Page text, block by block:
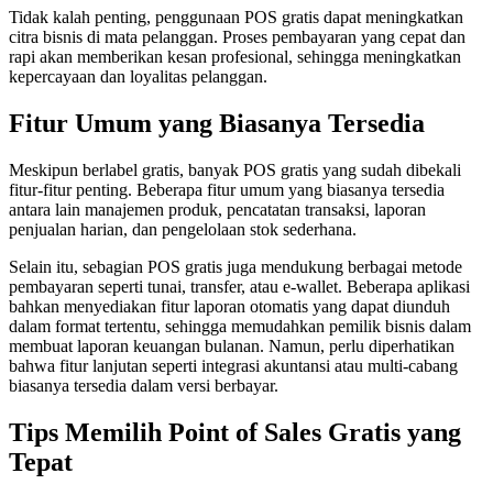
Tidak kalah penting, penggunaan POS gratis dapat meningkatkan
citra bisnis di mata pelanggan. Proses pembayaran yang cepat dan
rapi akan memberikan kesan profesional, sehingga meningkatkan
kepercayaan dan loyalitas pelanggan.
Fitur Umum yang Biasanya Tersedia
Meskipun berlabel gratis, banyak POS gratis yang sudah dibekali
fitur-fitur penting. Beberapa fitur umum yang biasanya tersedia
antara lain manajemen produk, pencatatan transaksi, laporan
penjualan harian, dan pengelolaan stok sederhana.
Selain itu, sebagian POS gratis juga mendukung berbagai metode
pembayaran seperti tunai, transfer, atau e-wallet. Beberapa aplikasi
bahkan menyediakan fitur laporan otomatis yang dapat diunduh
dalam format tertentu, sehingga memudahkan pemilik bisnis dalam
membuat laporan keuangan bulanan. Namun, perlu diperhatikan
bahwa fitur lanjutan seperti integrasi akuntansi atau multi-cabang
biasanya tersedia dalam versi berbayar.
Tips Memilih Point of Sales Gratis yang
Tepat